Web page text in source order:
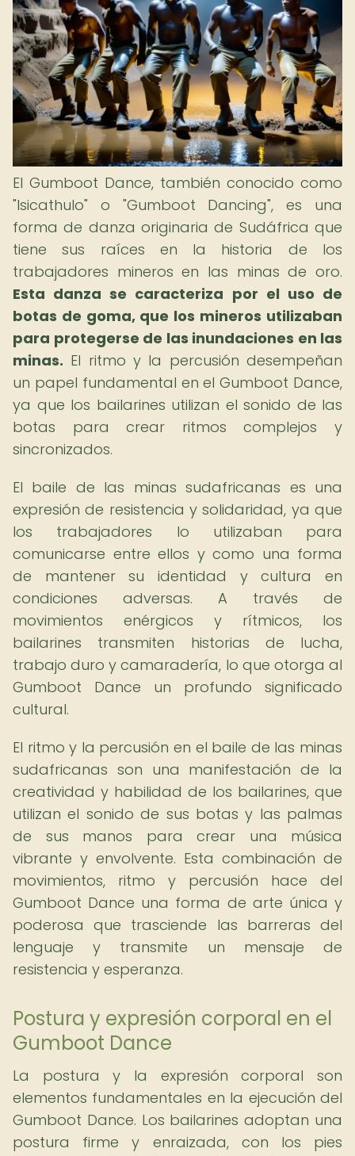
El Gumboot Dance, también conocido como
"Isicathulo" o "Gumboot Dancing", es una
forma de danza originaria de Sudáfrica que
tiene sus raíces en la historia de los
trabajadores mineros en las minas de oro.
Esta danza se caracteriza por el uso de
botas de goma, que los mineros utilizaban
para protegerse de las inundaciones en las
minas. El ritmo y la percusión desempeñan
un papel fundamental en el Gumboot Dance,
ya que los bailarines utilizan el sonido de las
botas para crear ritmos complejos y
sincronizados.
El baile de las minas sudafricanas es una
expresión de resistencia y solidaridad, ya que
los trabajadores lo utilizaban para
comunicarse entre ellos y como una forma
de mantener su identidad y cultura en
condiciones adversas. A través de
movimientos enérgicos y rítmicos, los
bailarines transmiten historias de lucha,
trabajo duro y camaradería, lo que otorga al
Gumboot Dance un profundo significado
cultural.
El ritmo y la percusión en el baile de las minas
sudafricanas son una manifestación de la
creatividad y habilidad de los bailarines, que
utilizan el sonido de sus botas y las palmas
de sus manos para crear una música
vibrante y envolvente. Esta combinación de
movimientos, ritmo y percusión hace del
Gumboot Dance una forma de arte única y
poderosa que trasciende las barreras del
lenguaje y transmite un mensaje de
resistencia y esperanza.
Postura y expresión corporal en el
Gumboot Dance
La postura y la expresión corporal son
elementos fundamentales en la ejecución del
Gumboot Dance. Los bailarines adoptan una
postura firme y enraizada, con los pies